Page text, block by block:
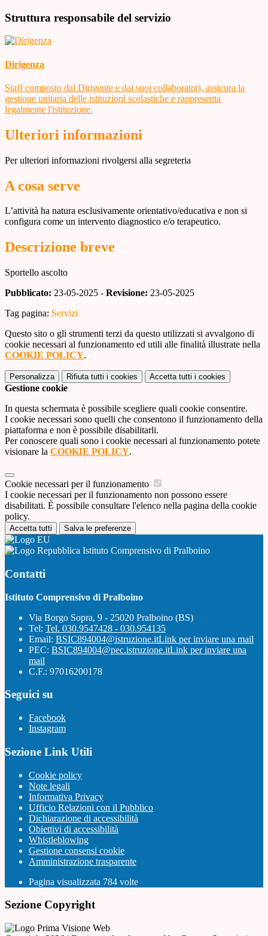
Struttura responsabile del servizio
Dirigenza
Staff composto dal Dirigente e dai suoi collaboratori, assicura la
gestione unitaria delle istituzioni scolastiche e rappresenta
legalmente l'istituzione.
Ulteriori informazioni
Per ulteriori informazioni rivolgersi alla segreteria
A cosa serve
L’attività ha natura esclusivamente orientativo/educativa e non si
configura come un intervento diagnostico e/o terapeutico.
Descrizione breve
Sportello ascolto
Pubblicato: 23-05-2025 - Revisione: 23-05-2025
Tag pagina: Servizi
Questo sito o gli strumenti terzi da questo utilizzati si avvalgono di
cookie necessari al funzionamento ed utili alle finalità illustrate nella
COOKIE POLICY.
Personalizza Rifiuta tutti i cookies Accetta tutti i cookies
Gestione cookie
In questa schermata è possibile scegliere quali cookie consentire.
I cookie necessari sono quelli che consentono il funzionamento della
piattaforma e non è possibile disabilitarli.
Per conoscere quali sono i cookie necessari al funzionamento potete
visionare la COOKIE POLICY.
Cookie necessari per il funzionamento
I cookie necessari per il funzionamento non possono essere
disabilitati. È possibile consultare l'elenco nella pagina della cookie
policy.
Accetta tutti Salva le preferenze
Istituto Comprensivo di Pralboino
Contatti
Istituto Comprensivo di Pralboino
Via Borgo Sopra, 9 - 25020 Pralboino (BS)
Tel: Tel. 030.9547428 - 030.954135
Email: BSIC894004@istruzione.itLink per inviare una mail
PEC: BSIC894004@pec.istruzione.itLink per inviare una
mail
C.F.: 97016200178
Seguici su
Facebook
Instagram
Sezione Link Utili
Cookie policy
Note legali
Informativa Privacy
Ufficio Relazioni con il Pubblico
Dichiarazione di accessibilità
Obiettivi di accessibilità
Whistleblowing
Gestione consensi cookie
Amministrazione trasparente
Pagina visualizzata 784 volte
Sezione Copyright